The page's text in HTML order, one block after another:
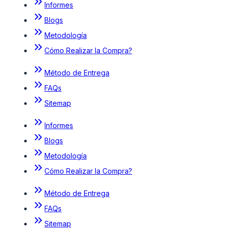
Informes
Blogs
Metodología
Cómo Realizar la Compra?
Método de Entrega
FAQs
Sitemap
Informes
Blogs
Metodología
Cómo Realizar la Compra?
Método de Entrega
FAQs
Sitemap